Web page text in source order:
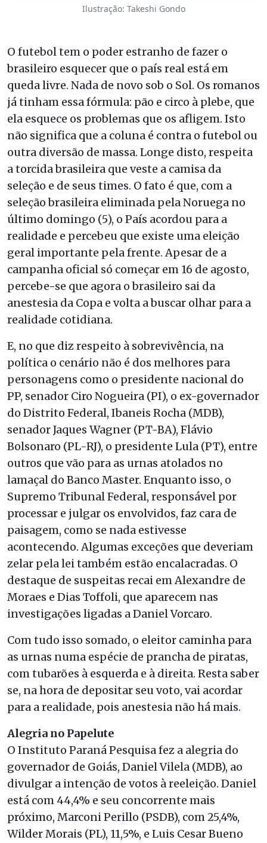
Ilustração: Takeshi Gondo
O futebol tem o poder estranho de fazer o
brasileiro esquecer que o país real está em
queda livre. Nada de novo sob o Sol. Os romanos
já tinham essa fórmula: pão e circo à plebe, que
ela esquece os problemas que os afligem. Isto
não significa que a coluna é contra o futebol ou
outra diversão de massa. Longe disto, respeita
a torcida brasileira que veste a camisa da
seleção e de seus times. O fato é que, com a
seleção brasileira eliminada pela Noruega no
último domingo (5), o País acordou para a
realidade e percebeu que existe uma eleição
geral importante pela frente. Apesar de a
campanha oficial só começar em 16 de agosto,
percebe-se que agora o brasileiro sai da
anestesia da Copa e volta a buscar olhar para a
realidade cotidiana.
E, no que diz respeito à sobrevivência, na
política o cenário não é dos melhores para
personagens como o presidente nacional do
PP, senador Ciro Nogueira (PI), o ex-governador
do Distrito Federal, Ibaneis Rocha (MDB),
senador Jaques Wagner (PT-BA), Flávio
Bolsonaro (PL-RJ), o presidente Lula (PT), entre
outros que vão para as urnas atolados no
lamaçal do Banco Master. Enquanto isso, o
Supremo Tribunal Federal, responsável por
processar e julgar os envolvidos, faz cara de
paisagem, como se nada estivesse
acontecendo. Algumas exceções que deveriam
zelar pela lei também estão encalacradas. O
destaque de suspeitas recai em Alexandre de
Moraes e Dias Toffoli, que aparecem nas
investigações ligadas a Daniel Vorcaro.
Com tudo isso somado, o eleitor caminha para
as urnas numa espécie de prancha de piratas,
com tubarões à esquerda e à direita. Resta saber
se, na hora de depositar seu voto, vai acordar
para a realidade, pois anestesia não há mais.
Alegria no Papelute
O Instituto Paraná Pesquisa fez a alegria do
governador de Goiás, Daniel Vilela (MDB), ao
divulgar a intenção de votos à reeleição. Daniel
está com 44,4% e seu concorrente mais
próximo, Marconi Perillo (PSDB), com 25,4%,
Wilder Morais (PL), 11,5%, e Luis Cesar Bueno